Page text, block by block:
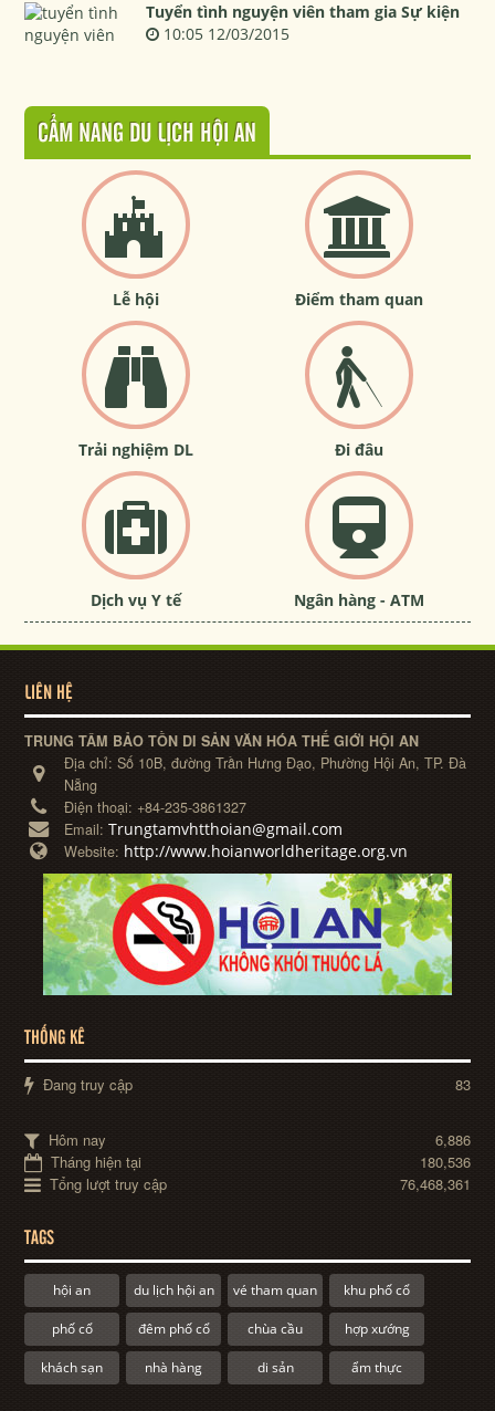
Tuyển tình nguyện viên tham gia Sự kiện
10:05 12/03/2015
CẨM NANG DU LỊCH HỘI AN
Lễ hội Điểm tham quan
Trải nghiệm DL Đi đâu
Dịch vụ Y tế Ngân hàng - ATM
LIÊN HỆ
TRUNG TÂM BẢO TỒN DI SẢN VĂN HÓA THẾ GIỚI HỘI AN
Địa chỉ:Số 10B, đường Trần Hưng Đạo, Phường Hội An, TP. Đà
Nẵng
Điện thoại: +84-235-3861327
Email:Trungtamvhtthoian@gmail.com
Website: http://www.hoianworldheritage.org.vn
THỐNG KÊ
Đang truy cập 83
Hôm nay
6,886
Tháng hiện tại
180,536
Tổng lượt truy cập
76,468,361
TAGS
hội an du lịch hội an vé tham quan khu phố cổ
phố cổ đêm phố cổ chùa cầu hợp xướng
khách sạn nhà hàng di sản ẩm thực